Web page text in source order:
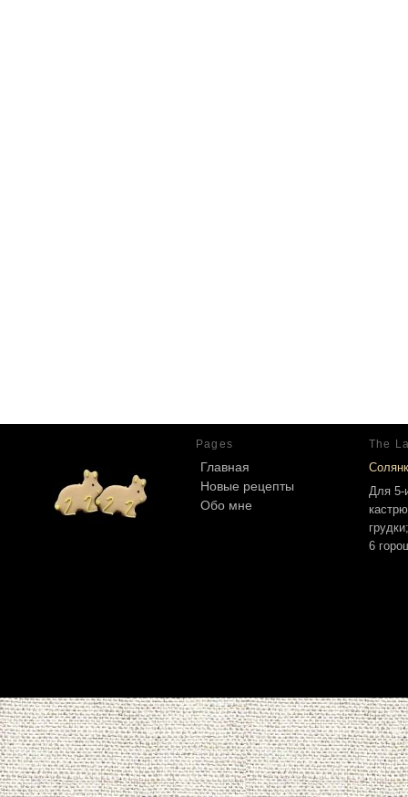
Pages
Главная
Новые рецепты
Обо мне
The
Для 5-
6